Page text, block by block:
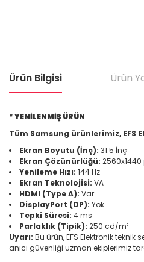
Ürün Bilgisi Ürün
* YENİLENMİŞ ÜRÜN
Tüm Samsung ürünlerimiz, EFS
Ekran Boyutu (İnç): 31.5 İnç
Ekran Çözünürlüğü: 2560x1440
Yenileme Hızı: 144 Hz
Ekran Teknolojisi: VA
HDMI (Type A): Var
DisplayPort (DP): Yok
Tepki Süresi: 4 ms
Parlaklık (Tipik): 250 cd/m²
Uyarı: Bu ürün, EFS Elektronik
anıcı güvenliği uzman ekiplerimiz